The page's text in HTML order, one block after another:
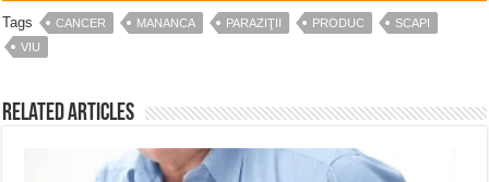
Tags CANCER MANANCA PARAZIŢII PRODUC
SCAPI
VIU
Related Articles